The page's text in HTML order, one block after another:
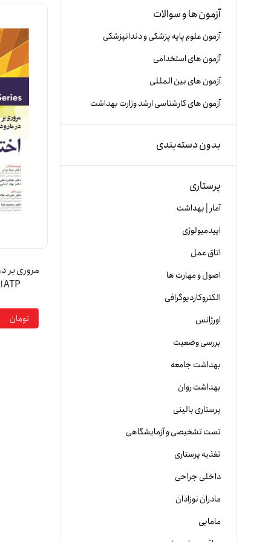
آزمون ها و سوالات
آزمون علوم پایه پزشکی و دندانپزشکی
آزمون های استخدامی
آزمون های بین المللی
آزمون های کارشناسی ارشد وزارت بهداشت
بدون دسته‌بندی
پرستاری
آمار | بهداشت
اپیدمیولوژی
اتاق عمل
اصول و مهارت ها
الکتروکاردیوگرافی
اورژانس
بررسی وضعیت
بهداشت جامعه
بهداشت روان
پرستاری بالینی
تست تشخیصی و آزمایشگاهی
تغذیه پرستاری
داخلی جراحی
مادران نوزادان
مامایی
مروری بر
ATP اختلالات روانپزشکی | مینا بران
تومان